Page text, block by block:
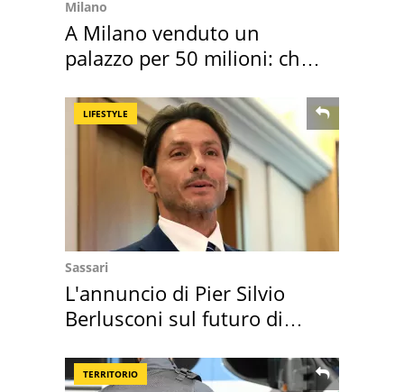
Milano
A Milano venduto un
palazzo per 50 milioni: chi
LIFESTYLE
Sassari
L'annuncio di Pier Silvio
Berlusconi sul futuro di
TERRITORIO